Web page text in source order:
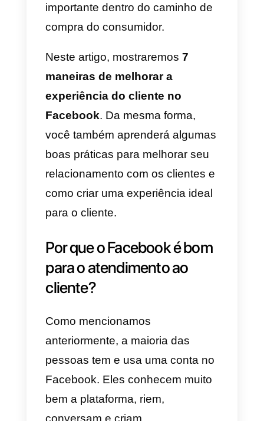
bilhões de usuários ativos em
infinidade de oportunidades para
qualquer setor. Por isso, é muito
importante adicionar a
Experiência do clientedentro do
Facebook para sua estratégia de
marketing. Dessa forma, você
importante dentro do caminho de
compra do consumidor.
Neste artigo, mostraremos
maneiras de melhorar a
experiência do cliente no
Facebook. Da mesma forma,
você também aprenderá